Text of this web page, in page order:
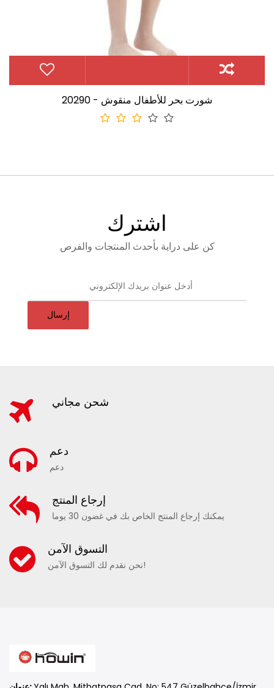
20290 - شورت بحر للأطفال منقوش
20290 - شورت بحر للأطفال منقوش
اشترك
كن على دراية بأحدث المنتجات والفرص
إرسال
شحن مجاني
دعم
دعم
إرجاع المنتج
يمكنك إرجاع المنتج الخاص بك في غضون 30 يوما
التسوق الآمن
نحن نقدم لك التسوق الآمن!